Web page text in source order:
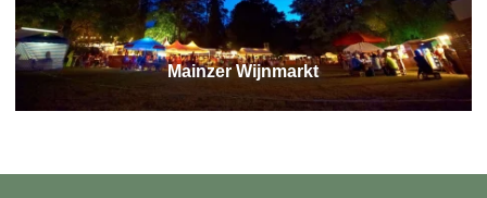
Mainzer Wijnmarkt